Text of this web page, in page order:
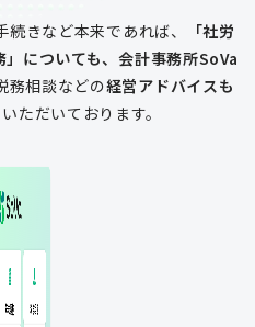
続きなど本来であれば、
「社労
についても、会計事務所SoVa
務相談などの経営アドバイスも
ただいております。
税理士
調整
調整